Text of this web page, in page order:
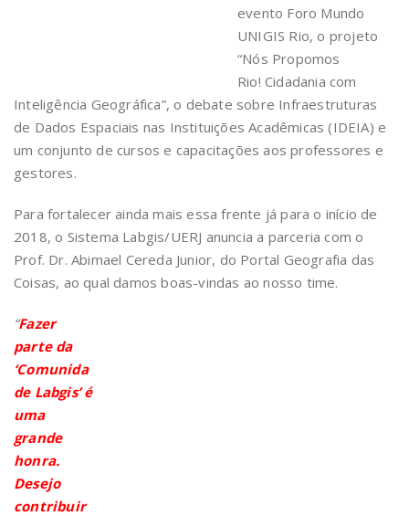
evento Foro Mundo
UNIGIS Rio, o projeto
“Nós Propomos
Rio! Cidadania com
Inteligência Geográfica”, o debate sobre Infraestruturas
de Dados Espaciais nas Instituições Acadêmicas (IDEIA) e
um conjunto de cursos e capacitações aos professores e
gestores.
Para fortalecer ainda mais essa frente já para o início de
2018, o Sistema Labgis/UERJ anuncia a parceria com o
Prof. Dr. Abimael Cereda Junior, do Portal Geografia das
Coisas, ao qual damos boas-vindas ao nosso time.
“Fazer
parte da
‘Comunida
de Labgis’ é
uma
grande
honra.
Desejo
contribuir